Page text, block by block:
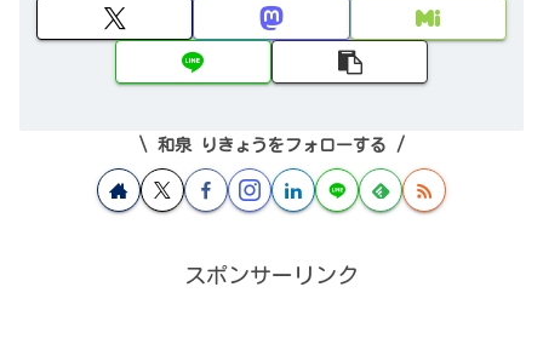
和泉 りきょうをフォローする
スポンサーリンク